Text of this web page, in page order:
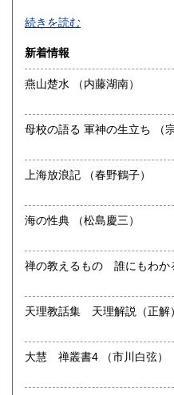
佐賀県
熊本県
宮崎県 970円
近代文学、海外文学、探偵
書、オカルティズムなど。
HPもぜひご覧下さいませ。
沿線名：-
営業時間：-
定休日：不定休
書籍の買取について
古い本を買取いたします。
衆小説、美術書、宗教書、児
などの紙もの等は大歓迎。
続きを読む
新着情報
燕山楚水 （内藤湖南）
母校
上海放浪記 （春野鶴子）
海の性典 （松島慶三）
大慧 禅叢書4 （市川白弦）